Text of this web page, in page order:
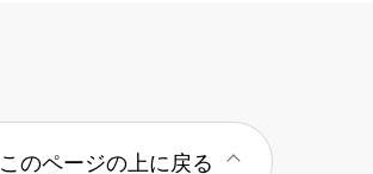
このページの上に戻る